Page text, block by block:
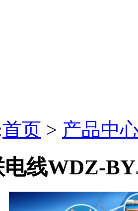
首页 > 产品中
电线WDZ-